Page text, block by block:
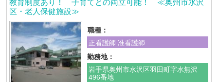
教育制度あり！ 子育てとの両立可能！ ≪奥州市水沢
区・老人保健施設≫
職種：
正看護師 准看護師
勤務地：
岩手県奥州市水沢区羽田町字水無沢
496番地